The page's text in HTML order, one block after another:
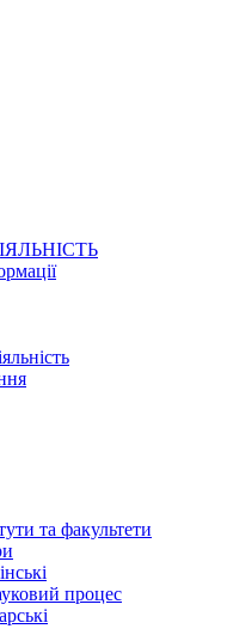
та факультети
процес